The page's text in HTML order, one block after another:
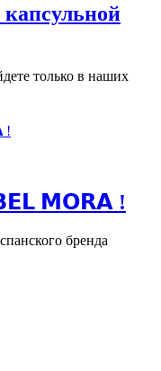
только в наших
𝗠𝗢𝗥𝗔 !
бренда